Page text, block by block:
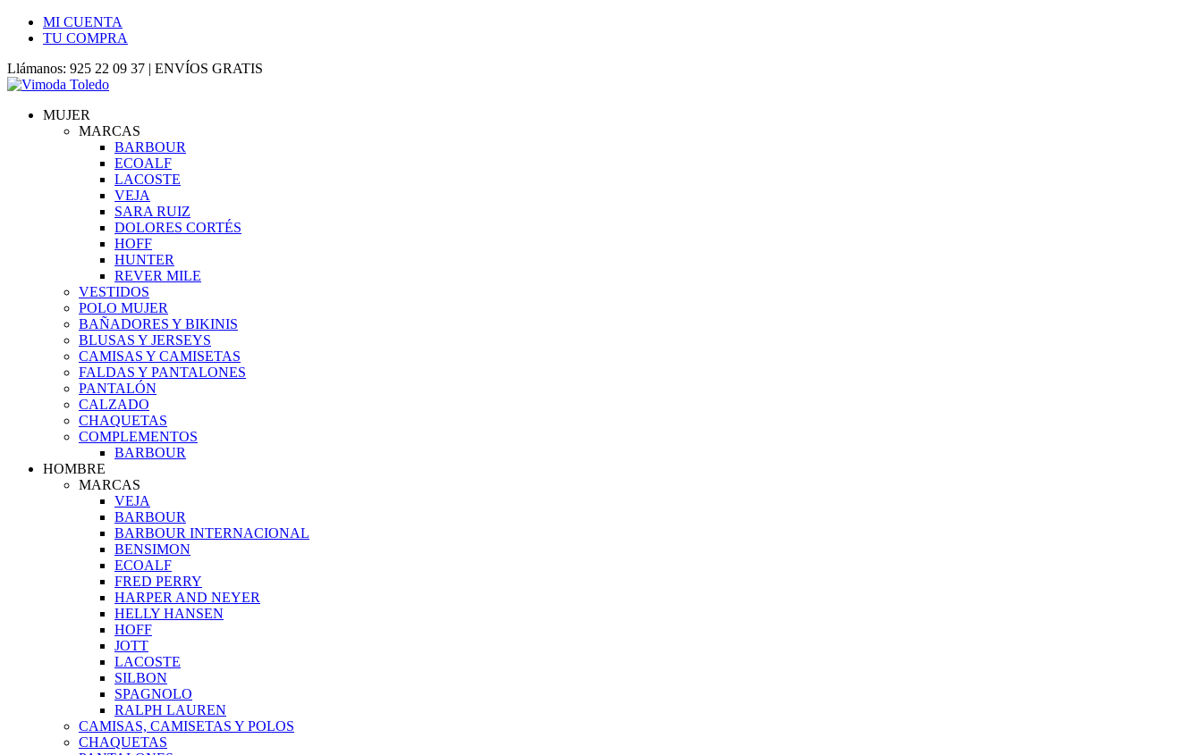
MI CUENTA
TU COMPRA
Llámanos: 925 22 09 37 | ENVÍOS GRATIS
MUJER
MARCAS
BARBOUR
ECOALF
LACOSTE
VEJA
SARA RUIZ
DOLORES CORTÉS
HOFF
HUNTER
REVER MILE
VESTIDOS
POLO MUJER
BAÑADORES Y BIKINIS
BLUSAS Y JERSEYS
CAMISAS Y CAMISETAS
FALDAS Y PANTALONES
PANTALÓN
CALZADO
CHAQUETAS
COMPLEMENTOS
BARBOUR
HOMBRE
MARCAS
VEJA
BARBOUR
BARBOUR INTERNACIONAL
BENSIMON
ECOALF
FRED PERRY
HARPER AND NEYER
HELLY HANSEN
HOFF
JOTT
LACOSTE
SILBON
SPAGNOLO
RALPH LAUREN
CAMISAS, CAMISETAS Y POLOS
CHAQUETAS